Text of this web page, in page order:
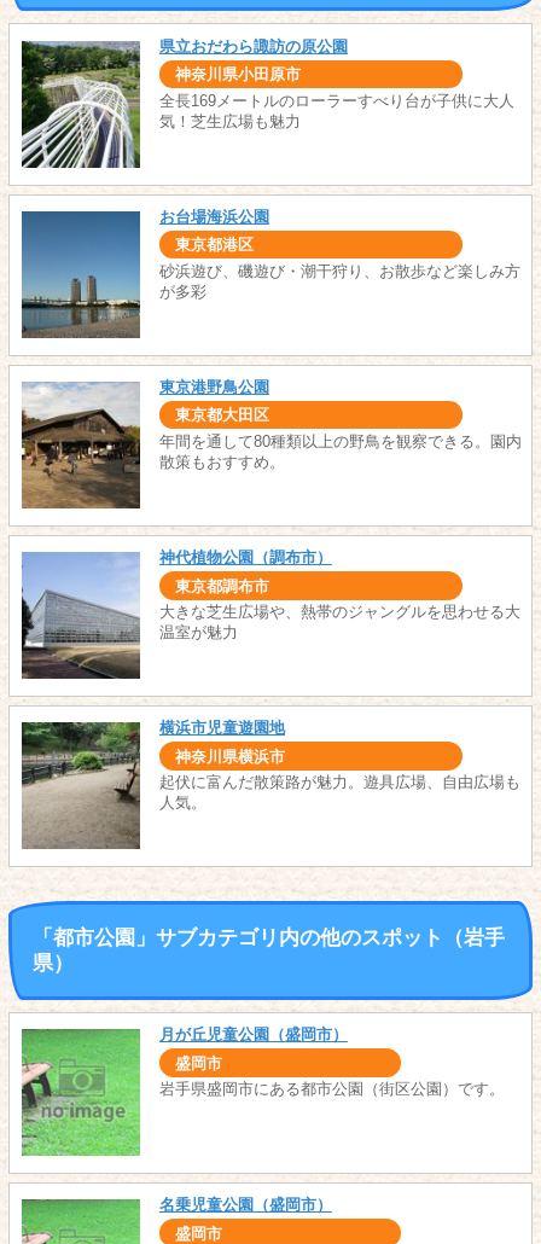
県立おだわら諏訪の原公園
神奈川県小田原市
全長169メートルのローラーすべり台が子供に大人
気！芝生広場も魅力
お台場海浜公園
東京都港区
砂浜遊び、磯遊び・潮干狩り、お散歩など楽しみ方
が多彩
東京港野鳥公園
東京都大田区
年間を通して80種類以上の野鳥を観察できる。園内
散策もおすすめ。
神代植物公園（調布市）
東京都調布市
大きな芝生広場や、熱帯のジャングルを思わせる大
温室が魅力
横浜市児童遊園地
神奈川県横浜市
起伏に富んだ散策路が魅力。遊具広場、自由広場も
人気。
「都市公園」サブカテゴリ内の他のスポット（岩手
県）
月が丘児童公園（盛岡市）
盛岡市
岩手県盛岡市にある都市公園（街区公園）です。
名乗児童公園（盛岡市）
盛岡市